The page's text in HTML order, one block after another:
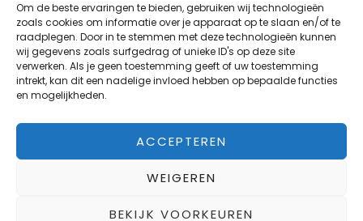
Om de beste ervaringen te bieden, gebruiken wij technologieën
zoals cookies om informatie over je apparaat op te slaan en/of te
raadplegen. Door in te stemmen met deze technologieën kunnen
wij gegevens zoals surfgedrag of unieke ID's op deze site
verwerken. Als je geen toestemming geeft of uw toestemming
intrekt, kan dit een nadelige invloed hebben op bepaalde functies
en mogelijkheden.
ACCEPTEREN
WEIGEREN
BEKIJK VOORKEUREN
crypto
e-mobility
maak je studentenkamer smart verbeter je leefomgev
smart blog
Copyright © 2026 Smartbright